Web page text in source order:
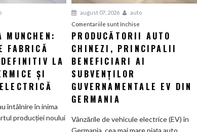
eră
Cea
fabrică
MUNCHEN:
FABRICĂ
DEFINITIV LA
ȘI
întâlnire în inima
producției noului
august 07, 2026
auto
Comentariile sunt închise
Producătorii
auto
chinezi,
ai
EV
PRODUCĂTORII AUTO
CHINEZI, PRINCIPALII
BENEFICIARI AI
SUBVENȚILOR
GUVERNAMENTALE EV DIN
GERMANIA
Vânzările de vehicule electrice (EV) în
Germania, cea mai mare piața auto